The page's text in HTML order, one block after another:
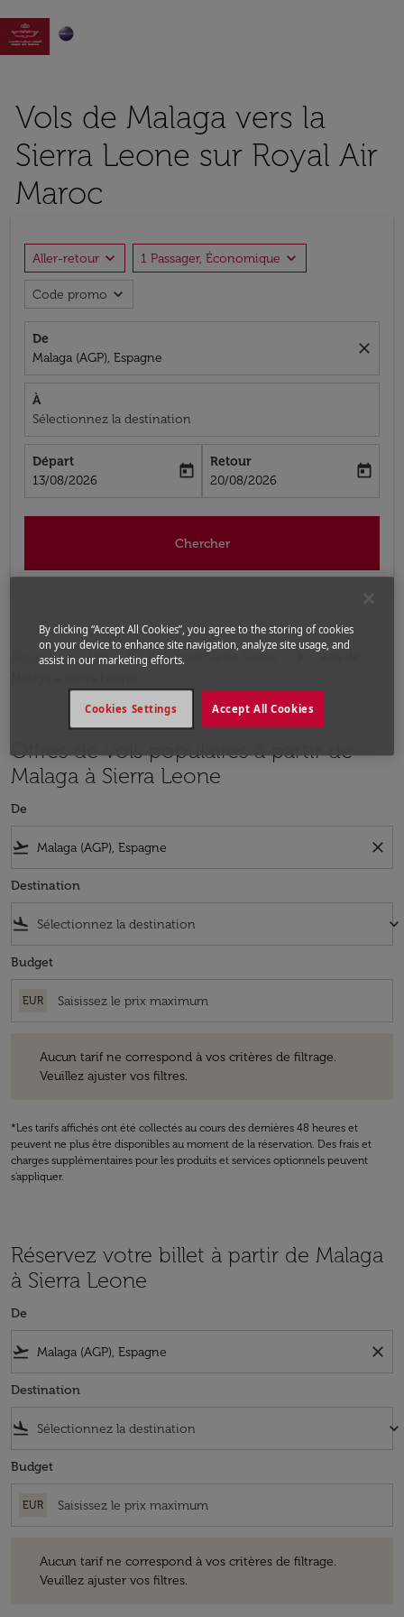

Vols de Malaga vers la
Sierra Leone sur Royal Air
Maroc
Aller-retour expand_more 1 Passager, Économique expand_more
Code promo expand_more
De
Malaga (AGP), Espagne
close
À
Sélectionnez la destination
Départ
fc-booking-departure-date-aria-label
13/08/2026
today
Retour
fc-booking-return-date-aria-label
20/08/2026
today
Chercher
Accueil Vols Vols pour Sierra Leone
Vols de
Offres de vols populaires à partir de
Malaga à Sierra Leone
De
flight_takeoff close
Destination
flight_land keyboard_arrow_down
Budget
EUR
Aucun tarif ne correspond à vos critères de filtrage.
Veuillez ajuster vos filtres.
*Les tarifs affichés ont été collectés au cours des dernières 48 heures et
peuvent ne plus être disponibles au moment de la réservation. Des frais et
charges supplémentaires pour les produits et services optionnels peuvent
s'appliquer.
Réservez votre billet à partir de Malaga
à Sierra Leone
De
flight_takeoff close
Destination
flight_land keyboard_arrow_down
Budget
EUR
Aucun tarif ne correspond à vos critères de filtrage.
Veuillez ajuster vos filtres.
By clicking “Accept All Cookies”, you agree to the storing of cookies
on your device to enhance site navigation, analyze site usage, and
assist in our marketing efforts.
Accept All Cookies
Cookies Settings